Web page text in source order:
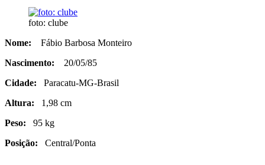
foto: clube
Nome: Fábio Barbosa Monteiro
Nascimento: 20/05/85
Cidade: Paracatu-MG-Brasil
Altura: 1,98 cm
Peso: 95 kg
Posição: Central/Ponta